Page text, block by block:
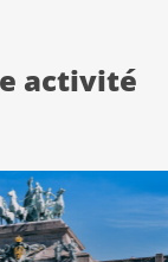
activité